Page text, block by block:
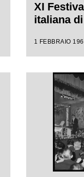
XI
italiana
1 FEBBRAIO